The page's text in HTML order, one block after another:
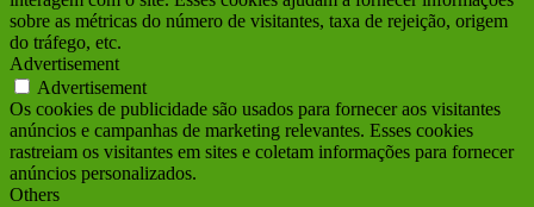
sobre as métricas do número de visitantes, taxa de rejeição, origem
do tráfego, etc.
Advertisement
Advertisement
Os cookies de publicidade são usados para fornecer aos visitantes
anúncios e campanhas de marketing relevantes. Esses cookies
rastreiam os visitantes em sites e coletam informações para fornecer
anúncios personalizados.
Others